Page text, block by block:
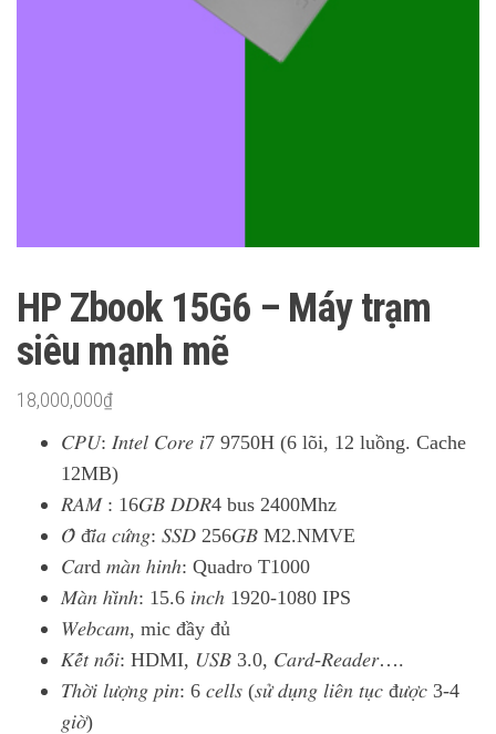
HP Zbook 15G6 – Máy trạm
siêu mạnh mẽ
18,000,000₫
𝐶𝑃𝑈: 𝐼𝑛𝑡𝑒𝑙 𝐶𝑜𝑟𝑒 𝑖7 9750H (6 lõi, 12 luồng. Cache
12MB)
𝑅𝐴𝑀 : 16𝐺𝐵 𝐷𝐷𝑅4 bus 2400Mhz
𝑂̂̉ đ𝑖̃𝑎 𝑐𝑢̛́𝑛𝑔: 𝑆𝑆𝐷 256𝐺𝐵 M2.NMVE
𝐶𝑎rd 𝑚𝑎̀𝑛 ℎ𝑖𝑛ℎ: Quadro T1000
𝑀𝑎̀𝑛 ℎ𝑖̀𝑛ℎ: 15.6 𝑖𝑛𝑐ℎ 1920-1080 IPS
𝑊𝑒𝑏𝑐𝑎𝑚, mic đầy đủ
𝐾𝑒̂́𝑡 𝑛𝑜̂́𝑖: HDMI, 𝑈𝑆𝐵 3.0, 𝐶𝑎𝑟𝑑-𝑅𝑒𝑎𝑑𝑒𝑟….
𝑇ℎ𝑜̛̀𝑖 𝑙𝑢̛𝑜̛̣𝑛𝑔 𝑝𝑖𝑛: 6 𝑐𝑒𝑙𝑙𝑠 (𝑠𝑢̛̉ 𝑑𝑢̣𝑛𝑔 𝑙𝑖𝑒̂𝑛 𝑡𝑢̣𝑐 đ𝑢̛𝑜̛̣𝑐 3-4
𝑔𝑖𝑜̛̀)